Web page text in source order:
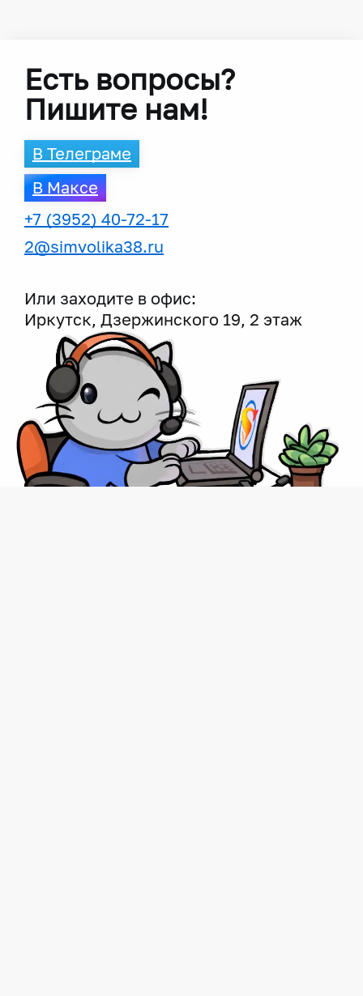
Есть вопросы?
Пишите нам!
В Телеграме
В Максе
+7 (3952) 40-72-17
2@simvolika38.ru
Или заходите в офис:
Иркутск, Дзержинского 19, 2 этаж